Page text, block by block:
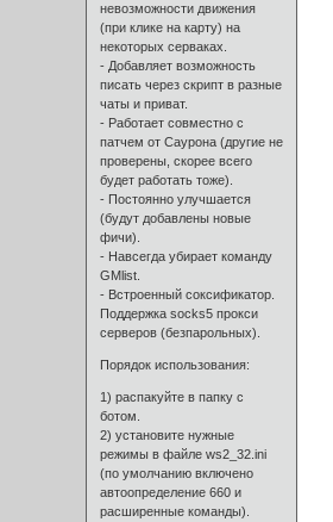
невозможности движения
(при клике на карту) на
некоторых серваках.
- Добавляет возможность
писать через скрипт в разные
чаты и приват.
- Работает совместно с
патчем от Саурона (другие не
проверены, скорее всего
будет работать тоже).
- Постоянно улучшается
(будут добавлены новые
фичи).
- Навсегда убирает команду
GMlist.
- Встроенный соксификатор.
Поддержка socks5 прокси
серверов (безпарольных).
Порядок использования:
1) распакуйте в папку с
ботом.
2) установите нужные
режимы в файле ws2_32.ini
(по умолчанию включено
автоопределение 660 и
расширенные команды).